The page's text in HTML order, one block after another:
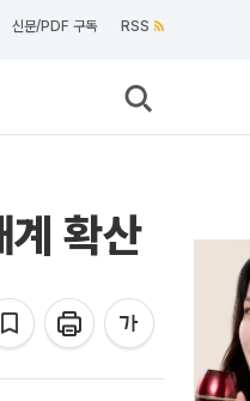
신문/PDF 구독 RSS
확산